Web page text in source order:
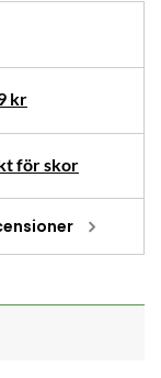
kr
för skor